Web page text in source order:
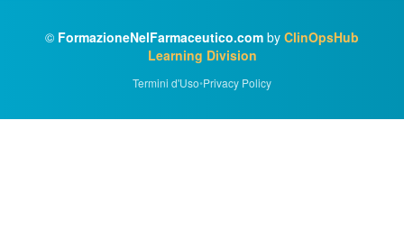
© FormazioneNelFarmaceutico.com by ClinOpsHub
Learning Division
Termini d'Uso•Privacy Policy